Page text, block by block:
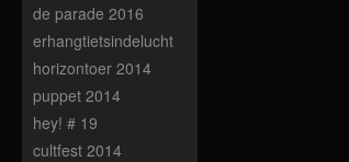
de parade 2016
erhangtietsindelucht
horizontoer 2014
puppet 2014
hey! # 19
cultfest 2014